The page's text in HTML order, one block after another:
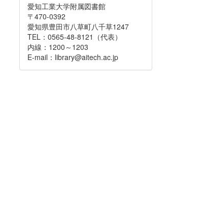
愛知工業大学附属図書館
〒470-0392
愛知県豊田市八草町八千草1247
TEL：0565-48-8121（代表）
内線：1200～1203
E-mail：library@aitech.ac.jp